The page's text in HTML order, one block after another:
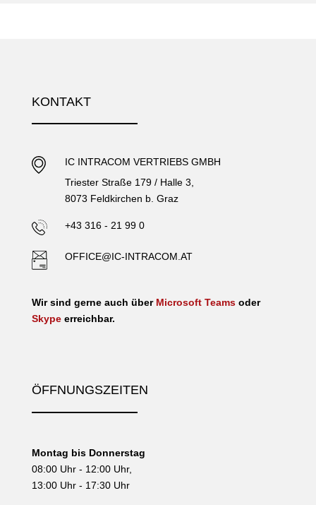
KONTAKT
IC INTRACOM VERTRIEBS GMBH
Triester Straße 179 / Halle 3,
8073 Feldkirchen b. Graz
+43 316 - 21 99 0
OFFICE@IC-INTRACOM.AT
Wir sind gerne auch über Microsoft Teamsoder
Skypeerreichbar.
ÖFFNUNGSZEITEN
Montag bis Donnerstag
08:00 Uhr - 12:00 Uhr,
13:00 Uhr - 17:30 Uhr